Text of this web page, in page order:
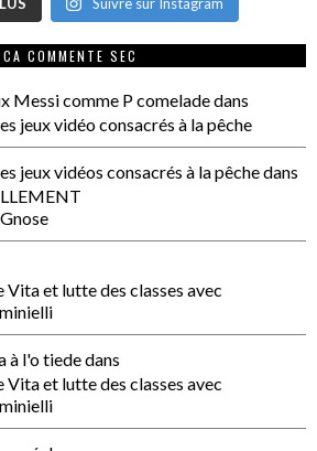
Suivre sur Instagram
CA COMMENTE SEC
Messi comme P comeladedans
jeux vidéo consacrés à la pêche
jeux vidéos consacrés à la pêchedans
Vita et lutte des classes avec
à l'o tiededans
Vita et lutte des classes avec